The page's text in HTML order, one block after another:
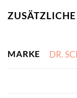
MARKE DR.